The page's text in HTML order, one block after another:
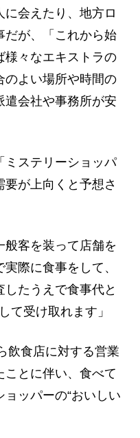
会えたり、地方ロ
だが、「これから始
様々なエキストラの
のよい場所や時間の
遣会社や事務所が安
ステリーショッパ
が上向くと予想さ
般客を装って店舗を
際に食事をして、
たうえで食事代と
て受け取れます」
飲食店に対する営業
ことに伴い、食べて
ッパーの“おいしい